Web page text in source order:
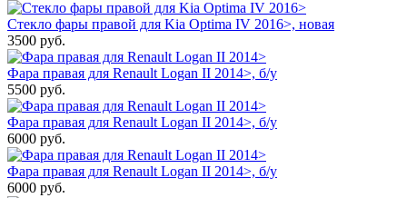
Стекло фары правой для Kia Optima IV 2016>, новая
3500 руб.
Фара правая для Renault Logan II 2014>, б/у
5500 руб.
Фара правая для Renault Logan II 2014>, б/у
6000 руб.
Фара правая для Renault Logan II 2014>, б/у
6000 руб.